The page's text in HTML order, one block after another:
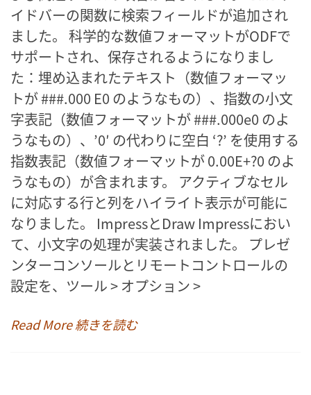
イドバーの関数に検索フィールドが追加され
ました。 科学的な数値フォーマットがODFで
サポートされ、保存されるようになりまし
た：埋め込まれたテキスト（数値フォーマッ
トが ###.000 E0 のようなもの）、指数の小文
字表記（数値フォーマットが ###.000e0 のよ
うなもの）、’0′ の代わりに空白 ‘?’ を使用する
指数表記（数値フォーマットが 0.00E+?0 のよ
うなもの）が含まれます。 アクティブなセル
に対応する行と列をハイライト表示が可能に
なりました。 ImpressとDraw Impressにおい
て、小文字の処理が実装されました。 プレゼ
ンターコンソールとリモートコントロールの
設定を、ツール > オプション >
Read More 続きを読む